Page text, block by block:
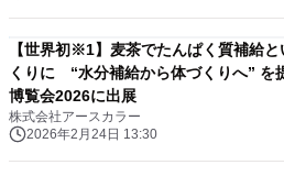
【世界初※1】麦茶でたんぱく質補給
くりに “水分補給から体づくりへ” を
博覧会2026に出展
株式会社アースカラー
2026年2月24日 13:30